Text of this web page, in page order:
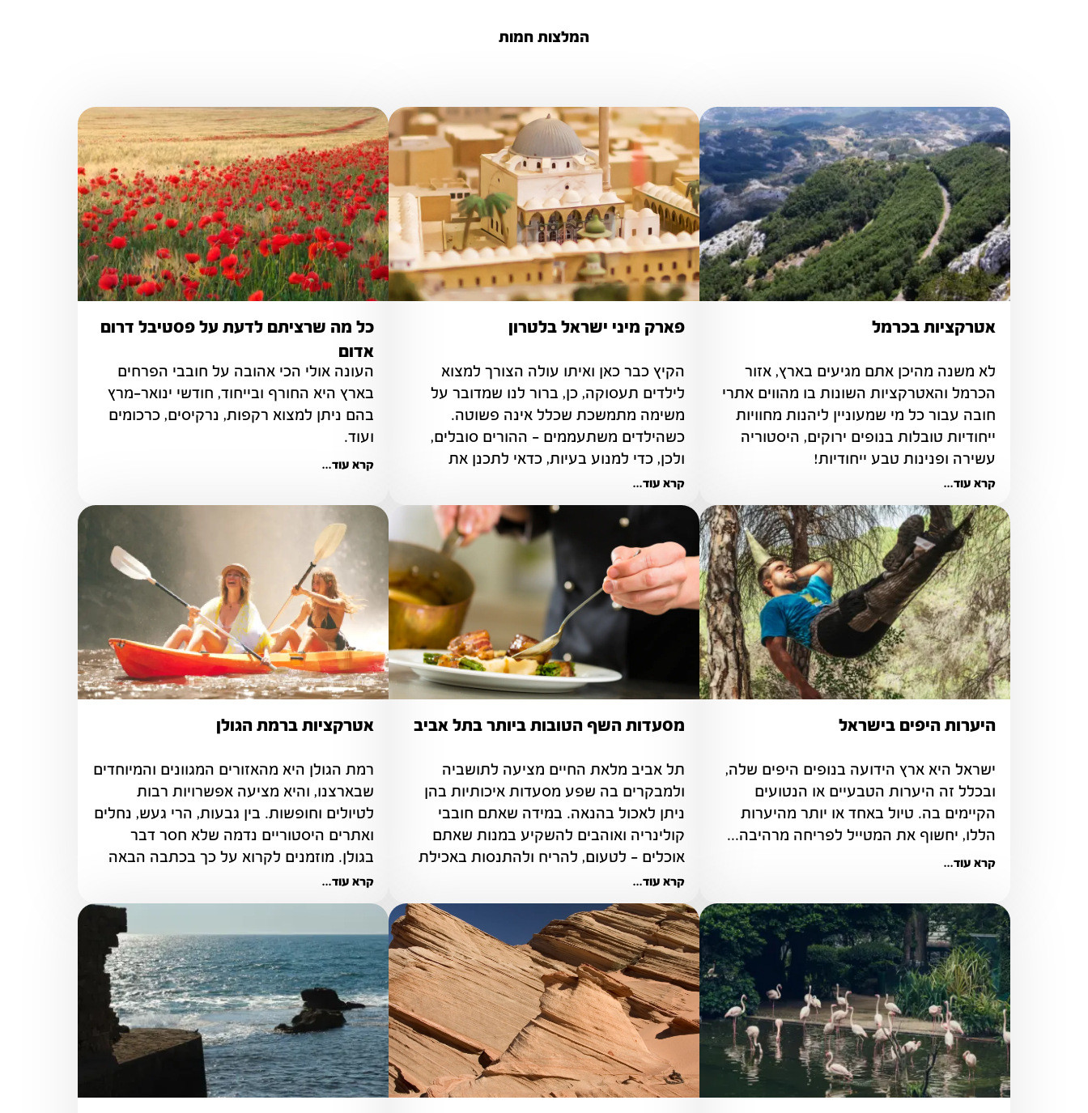
המלצות חמות
אטרקציות בכרמל
עשירה ופנינות טבע ייחודיות!
קרא עוד...
פארק מיני ישראל בלטרון
הפעילויות שיתבצעו מהלך הקיץ.
קרא עוד...
כל מה שרציתם לדעת על פסטיבל דרום
אדום
ועוד.
קרא עוד...
היערות היפים בישראל
הללו, יחשוף את המטייל לפריחה מרהיבה...
קרא עוד...
מסעדות השף הטובות ביותר בתל אביב
מאכלים ייחודיים
קרא עוד...
אטרקציות ברמת הגולן
בגולן. מוזמנים לקרוא על כך בכתבה הבאה
קרא עוד...